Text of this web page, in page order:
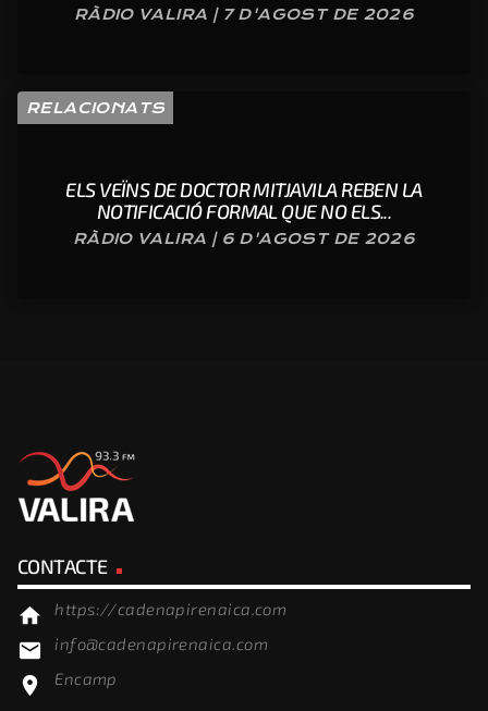
RÀDIO VALIRA | 7 D'AGOST DE 2026
RELACIONATS
ELS VEÏNS DE DOCTOR MITJAVILA REBEN LA
NOTIFICACIÓ FORMAL QUE NO ELS...
RÀDIO VALIRA | 6 D'AGOST DE 2026
CONTACTE
home https://cadenapirenaica.com
email info@cadenapirenaica.com
location_on Encamp